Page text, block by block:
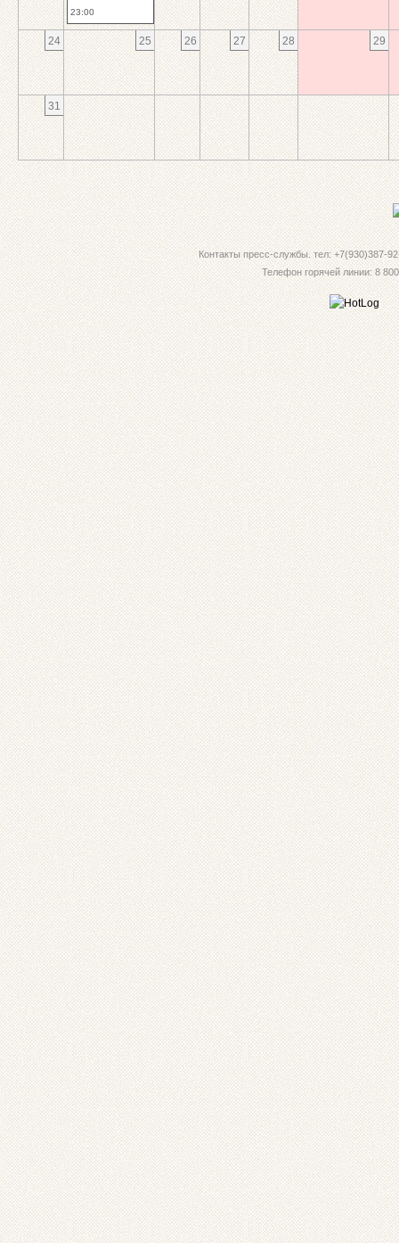
23:00
24 25 26 27 28 29
31
Контакты пресс-службы. тел: +7(930)387-
Телефон горячей линии: 8